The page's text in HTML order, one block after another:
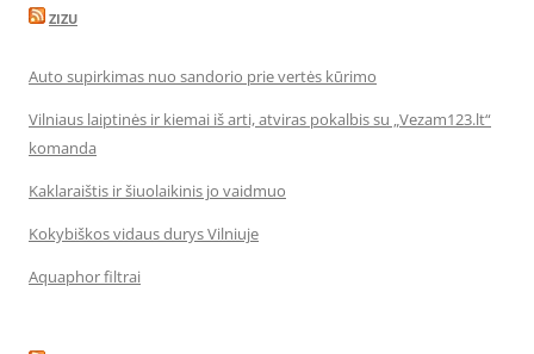
ZIZU
Auto supirkimas nuo sandorio prie vertės kūrimo
Vilniaus laiptinės ir kiemai iš arti, atviras pokalbis su „Vezam123.lt“
komanda
Kaklaraištis ir šiuolaikinis jo vaidmuo
Kokybiškos vidaus durys Vilniuje
Aquaphor filtrai